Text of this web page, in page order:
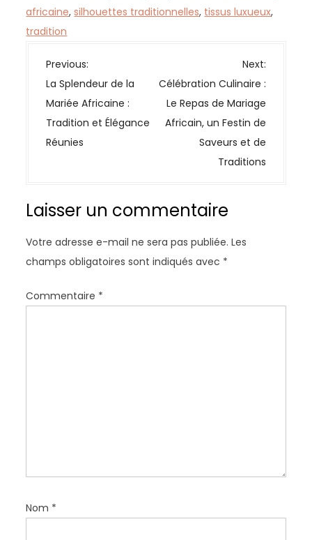
africaine,silhouettes traditionnelles, tissus luxueux,
tradition
N
a
v
i
g
o
d
e
l
’
Previous:
La Splendeur de la
Mariée Africaine :
Tradition et Élégance
Réunies
Next:
Célébration Culinaire :
Le Repas de Mariage
Africain, un Festin de
Saveurs et de
Traditions
Laisser un commentaire
Votre adresse e-mail ne sera pas publiée. Les
champs obligatoires sont indiqués avec *
Commentaire *
Nom *